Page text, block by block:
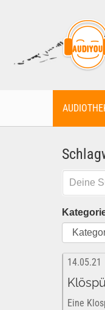
14.05.21
Eine